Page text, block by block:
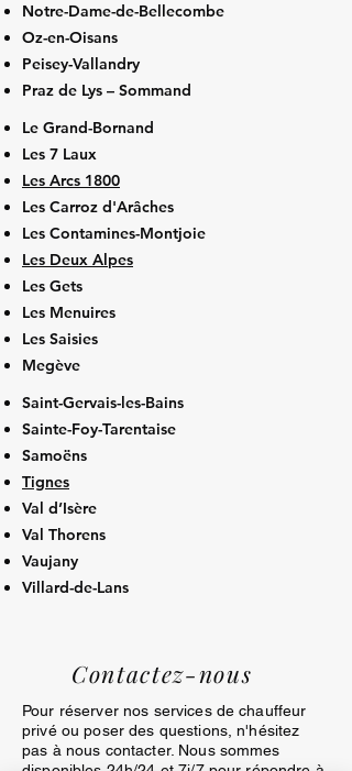
Notre-Dame-de-Bellecombe
Oz-en-Oisans
Peisey-Vallandry
Praz de Lys – Sommand
Le Grand-Bornand
Les 7 Laux
Les Arcs 1800
Les Carroz d'Arâches
Les Contamines-Montjoie
Les Deux Alpes
Les Gets
Les Menuires
Les Saisies
Megève
Saint-Gervais-les-Bains
Sainte-Foy-Tarentaise
Samoëns
Tignes
Val d’Isère
Val Thorens
Vaujany
Villard-de-Lans
Contactez-nous
Pour réserver nos services de chauffeur
privé ou poser des questions, n'hésitez
pas à nous contacter. Nous sommes